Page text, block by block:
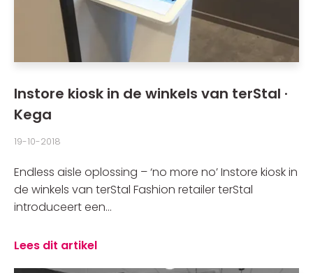
Instore kiosk in de winkels van terStal ·
Kega
19-10-2018
Endless aisle oplossing – ‘no more no’ Instore kiosk in
de winkels van terStal Fashion retailer terStal
introduceert een...
Lees dit artikel